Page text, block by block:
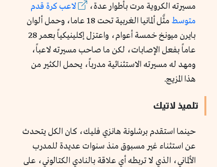
مسيرته الكروية مرت بأطوار عدة،
لاعب كرة قدم
متوسط
مثَّل ألمانيا الغربية تحت 18 عاما، وحمل ألوان
بايرن ميونخ خمسة أعوام، واعتزل إكلينيكياً بعمر 28
عاماً بفعل الإصابات، لكن ما صاحب مسيرته لاعباً،
ومهد له مسيرته الاستثنائية مدرباً، يحمل الكثير من
هذا المزيج.
تلميذ لاتيك
حينما استقدم برشلونة هانزي فليك، كان الكل يتحدث
عن استثناء غير مسبوق منذ سنوات عديدة للمدرب
الألماني، الذي لا تربطه أي علاقة بالنادي الكتالوني، على